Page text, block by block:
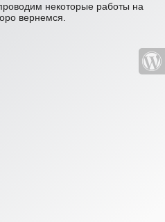
некоторые работы на
вернемся.